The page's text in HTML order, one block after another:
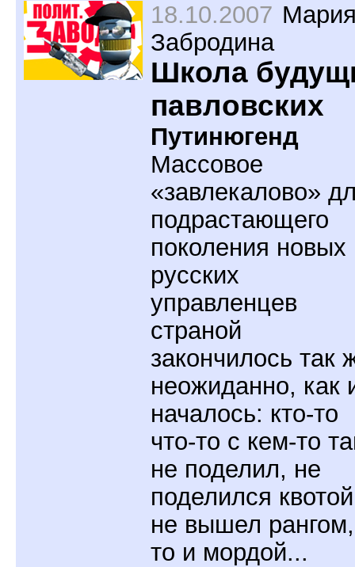
18.10.2007
Забродина
Школа
павловских
Путинюгенд
Массовое
«завлекалово»
подрастающего
поколения новых
русских
управленцев
страной
закончилось так
неожиданно, как
началось: кто-то
что-то с кем-то
не поделил, не
поделился
не вышел
то и мордой...